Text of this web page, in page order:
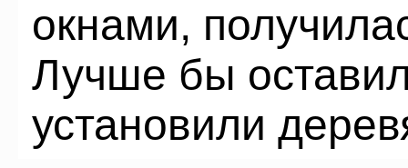
окнами,
Лучше бы
установили